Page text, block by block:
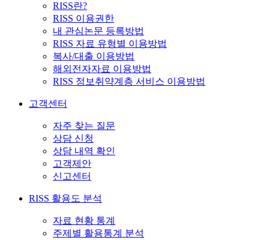
RISS란?
RISS 이용권한
내 관심논문 등록방법
RISS 자료 유형별 이용방법
복사/대출 이용방법
해외전자자료 이용방법
RISS 정보취약계층 서비스 이용방법
고객센터
자주 찾는 질문
상담 신청
상담 내역 확인
고객제안
신고센터
RISS 활용도 분석
자료 현황 통계
주제별 활용통계 분석